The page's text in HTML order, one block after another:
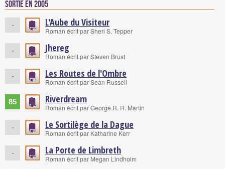
Sortie en 2005
- L'Aube du Visiteur
Roman écrit par Sheri S. Tepper
- Jhereg
Roman écrit par Steven Brust
- Les Routes de l'Ombre
Roman écrit par Sean Russell
85 Riverdream
Roman écrit par George R. R. Martin
- Le Sortilège de la Dague
Roman écrit par Katharine Kerr
- La Porte de Limbreth
Roman écrit par Megan Lindholm